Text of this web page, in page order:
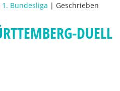
1. Bundesliga | Geschrieben
DUELL